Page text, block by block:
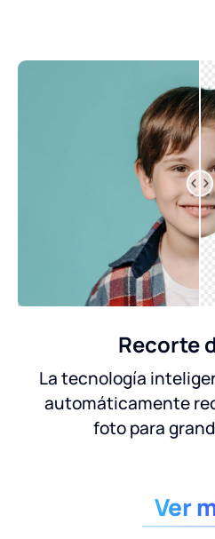
Recorte
La tecnología
automáticamente
foto para
Ver